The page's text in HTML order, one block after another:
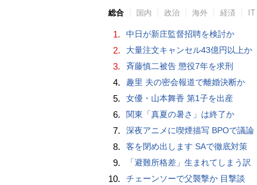
総合 国内 政治 海外 経済 IT
1. 中日が新庄監督招聘を検討か
2. 大量注文キャンセル43億円以上か
3. 斉藤慎二被告 懲役7年を求刑
4. 趣里 夫の密会報道で離婚決断か
5. 女優・山本舞香 第1子を出産
6. 関東「真夏の暑さ」は終了か
7. 深夜アニメに喫煙描写 BPOで議論
8. 客を閉め出します SAで徹底対策
9. 「避難所格差」生まれてしまう訳
10. チェーンソーで父襲撃か 目撃談